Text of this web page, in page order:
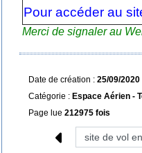
Pour accéder au
Merci de signaler au
Date de création : 25/09/2020
Catégorie : Espace Aérien -
Page lue 212975 fois